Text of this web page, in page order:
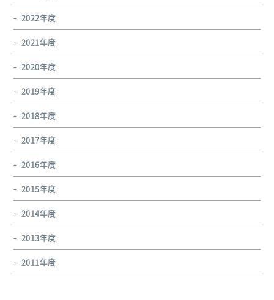
2022年度
2021年度
2020年度
2019年度
2018年度
2017年度
2016年度
2015年度
2014年度
2013年度
2011年度